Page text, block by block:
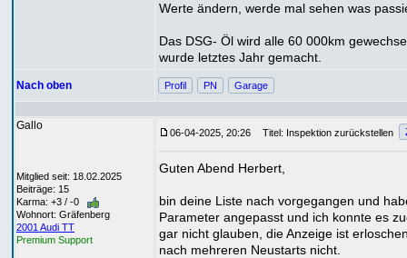
Werte ändern, werde mal sehen was
Das DSG- Öl wird alle 60 000km
wurde letztes Jahr gemacht.
Nach oben Profil PN Garage
Gallo
Mitglied seit: 18.02.2025
Beiträge: 15
Karma: +3 / -0
Wohnort: Gräfenberg
2001 Audi TT
Premium Support
06-04-2025, 20:26 Titel: Inspektion zurückstellen
Guten Abend Herbert,
bin deine Liste nach vorgegangen und
Parameter angepasst und ich konnte es
gar nicht glauben, die Anzeige ist
nach mehreren Neustarts nicht.